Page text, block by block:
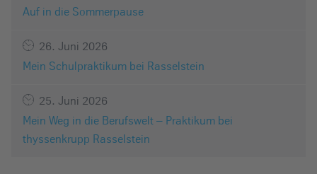
Auf in die Sommerpause
26. Juni 2026
Mein Schulpraktikum bei Rasselstein
25. Juni 2026
Mein Weg in die Berufswelt – Praktikum bei
thyssenkrupp Rasselstein